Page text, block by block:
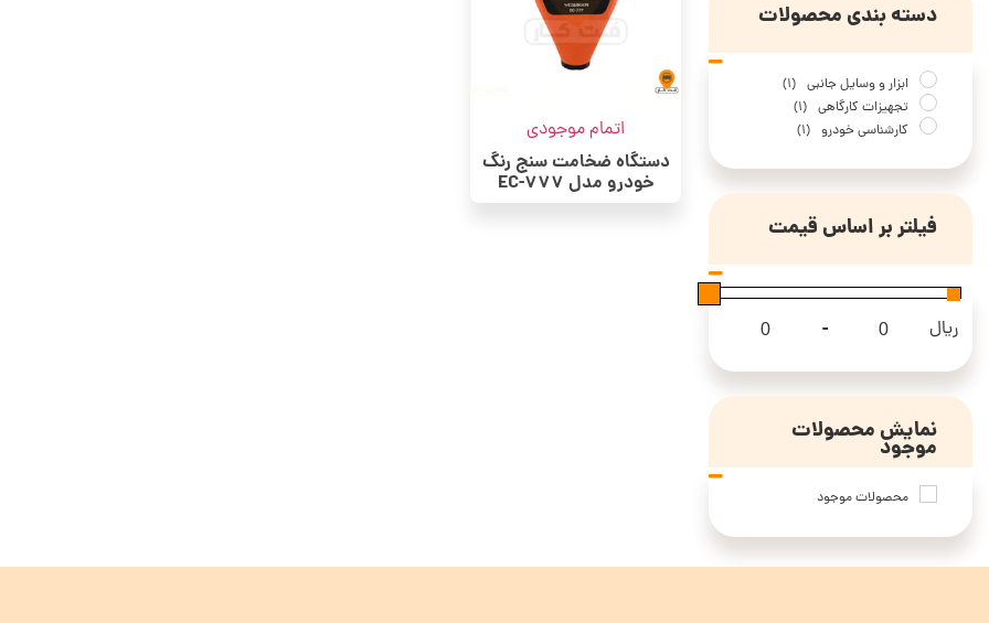
دسته بندی محصولات
ابزار و وسایل جانبی (1)
تجهیزات کارگاهی (1)
کارشناسی خودرو (1)
فیلتر بر اساس قیمت
ریال Minimum Price
-
Maximum Price
نمایش محصولات
موجود
محصولات موجود
اتمام موجودی
دستگاه ضخامت سنج رنگ
خودرو مدل EC-777